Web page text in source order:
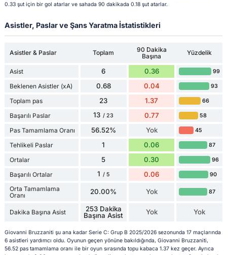
0.33 şut için bir gol atarlar ve sahada 90 dakikada 0.18 şut atarlar.
Asistler, Paslar ve Şans Yaratma İstatistikleri
Asistler & Paslar Toplam
90 Dakika
Başına
Yüzdelik
Asist 6 0.36 99
Beklenen Asistler (xA) 0.68 0.04 93
Toplam pas 23 1.37 66
Başarılı Paslar 13 / 23 0.77 58
Pas Tamamlama Oranı 56.52% Yok 45
Tehlikeli Paslar 1 0.06 87
Ortalar 5 0.30 96
Başarılı Ortalar 1 / 5 0.06 90
Orta Tamamlama
Oranı
20.00% Yok 87
Dakika Başına Asist
253 Dakika
Başına Asist
Yok Yok
Giovanni Bruzzaniti şu ana kadar Serie C: Grup B 2025/2026 sezonunda 17 maçlarında
6 asistleri yardımcı oldu. Oyunun geçen yönüne bakıldığında, Giovanni Bruzzaniti,
56.52 pas tamamlama oranı ile bir oyun sırasında topu kabaca 1.37 kez geçer. Ayrıca